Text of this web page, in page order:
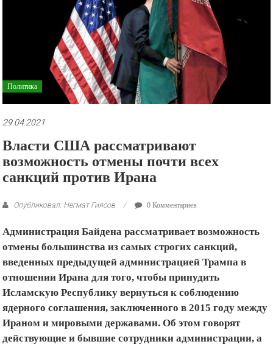
презентации.
Власти США рассматривают
возможность отмены почти всех
санкций против Ирана
Администрация Байдена рассматривает возможность
отмены большинства из самых строгих санкций,
введенных предыдущей администрацией Трампа в
отношении Ирана для того, чтобы принудить
Исламскую Республику вернуться к соблюдению
ядерного соглашения, заключенного в 2015 году между
Ираном и мировыми державами. Об этом говорят